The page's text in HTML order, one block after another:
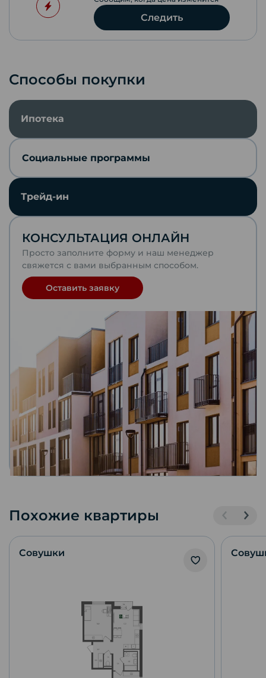
Следить
Скопировать ссылку
Отправить по почте
VKontakte
WhatsApp
Способы покупки
Ипотека
Социальные программы
Трейд-ин
КОНСУЛЬТАЦИЯ ОНЛАЙН
Просто заполните форму и наш менеджер
свяжется с вами выбранным способом.
Оставить заявку
Похожие квартиры
Совушки